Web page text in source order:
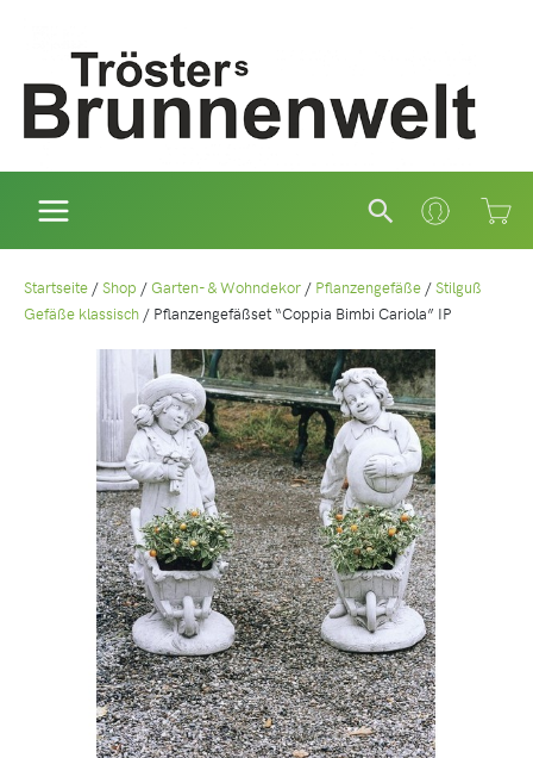
Suchen
Startseite /Shop /Garten- & Wohndekor / Pflanzengefäße /Stilguß
Gefäße klassisch / Pflanzengefäßset “Coppia Bimbi Cariola” IP